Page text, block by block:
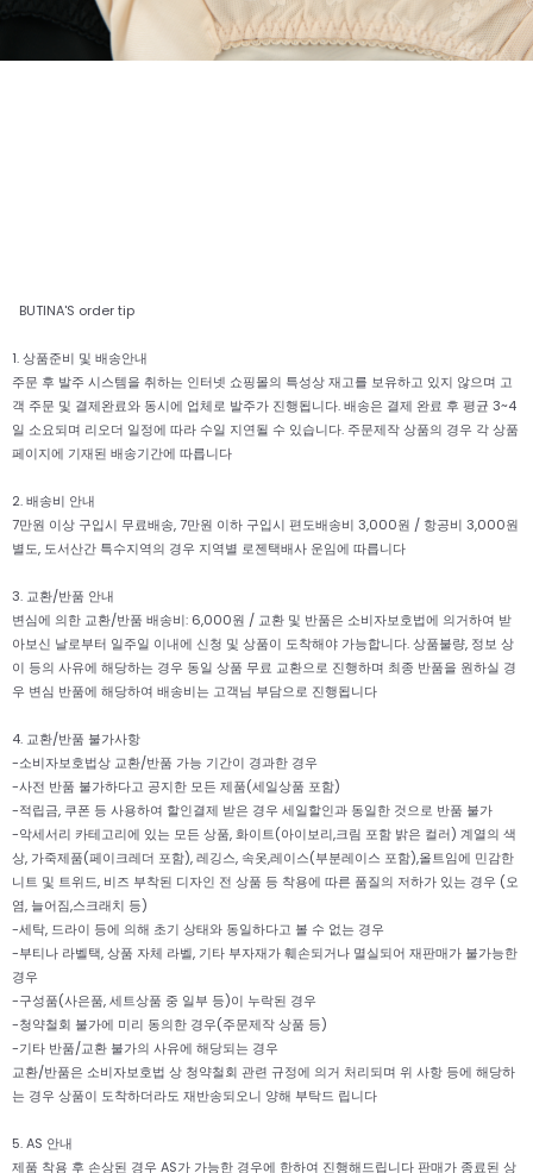
BUTINA'S order tip
1. 상품준비 및 배송안내
주문 후 발주 시스템을 취하는 인터넷 쇼핑몰의 특성상 재고를 보유하고 있지 않으며 고
객 주문 및 결제완료와 동시에 업체로 발주가 진행됩니다. 배송은 결제 완료 후 평균 3~4
일 소요되며 리오더 일정에 따라 수일 지연될 수 있습니다. 주문제작 상품의 경우 각 상품
페이지에 기재된 배송기간에 따릅니다
2. 배송비 안내
7만원 이상 구입시 무료배송, 7만원 이하 구입시 편도배송비 3,000원 / 항공비 3,000원
별도, 도서산간 특수지역의 경우 지역별 로젠택배사 운임에 따릅니다
3. 교환/반품 안내
변심에 의한 교환/반품 배송비: 6,000원 / 교환 및 반품은 소비자보호법에 의거하여 받
아보신 날로부터 일주일 이내에 신청 및 상품이 도착해야 가능합니다. 상품불량, 정보 상
이 등의 사유에 해당하는 경우 동일 상품 무료 교환으로 진행하며 최종 반품을 원하실 경
우 변심 반품에 해당하여 배송비는 고객님 부담으로 진행됩니다
4. 교환/반품 불가사항
-소비자보호법상 교환/반품 가능 기간이 경과한 경우
-사전 반품 불가하다고 공지한 모든 제품(세일상품 포함)
-적립금, 쿠폰 등 사용하여 할인결제 받은 경우 세일할인과 동일한 것으로 반품 불가
-악세서리 카테고리에 있는 모든 상품, 화이트(아이보리,크림 포함 밝은 컬러) 계열의 색
상, 가죽제품(페이크레더 포함), 레깅스, 속옷,레이스(부분레이스 포함),올트임에 민감한
니트 및 트위드, 비즈 부착된 디자인 전 상품 등 착용에 따른 품질의 저하가 있는 경우 (오
염, 늘어짐,스크래치 등)
-세탁, 드라이 등에 의해 초기 상태와 동일하다고 볼 수 없는 경우
-부티나 라벨택, 상품 자체 라벨, 기타 부자재가 훼손되거나 멸실되어 재판매가 불가능한
경우
-구성품(사은품, 세트상품 중 일부 등)이 누락된 경우
-청약철회 불가에 미리 동의한 경우(주문제작 상품 등)
-기타 반품/교환 불가의 사유에 해당되는 경우
교환/반품은 소비자보호법 상 청약철회 관련 규정에 의거 처리되며 위 사항 등에 해당하
는 경우 상품이 도착하더라도 재반송되오니 양해 부탁드 립니다
5. AS 안내
제품 착용 후 손상된 경우 AS가 가능한 경우에 한하여 진행해드립니다 판매가 종료된 상